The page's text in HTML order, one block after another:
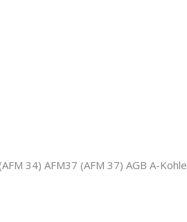
34) AFM37 (AFM 37) AGB A-Kohle